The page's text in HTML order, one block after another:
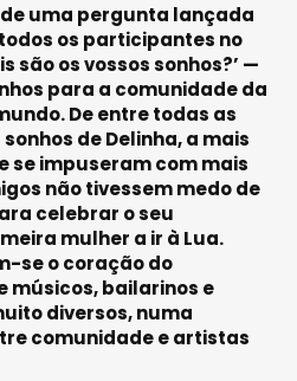
uma pergunta lançada
os participantes no
são os vossos sonhos?’ —
para a comunidade da
De entre todas as
de Delinha, a mais
se impuseram com mais
não tivessem medo de
celebrar o seu
mulher a ir à Lua.
se o coração do
músicos, bailarinos e
diversos, numa
comunidade e artistas